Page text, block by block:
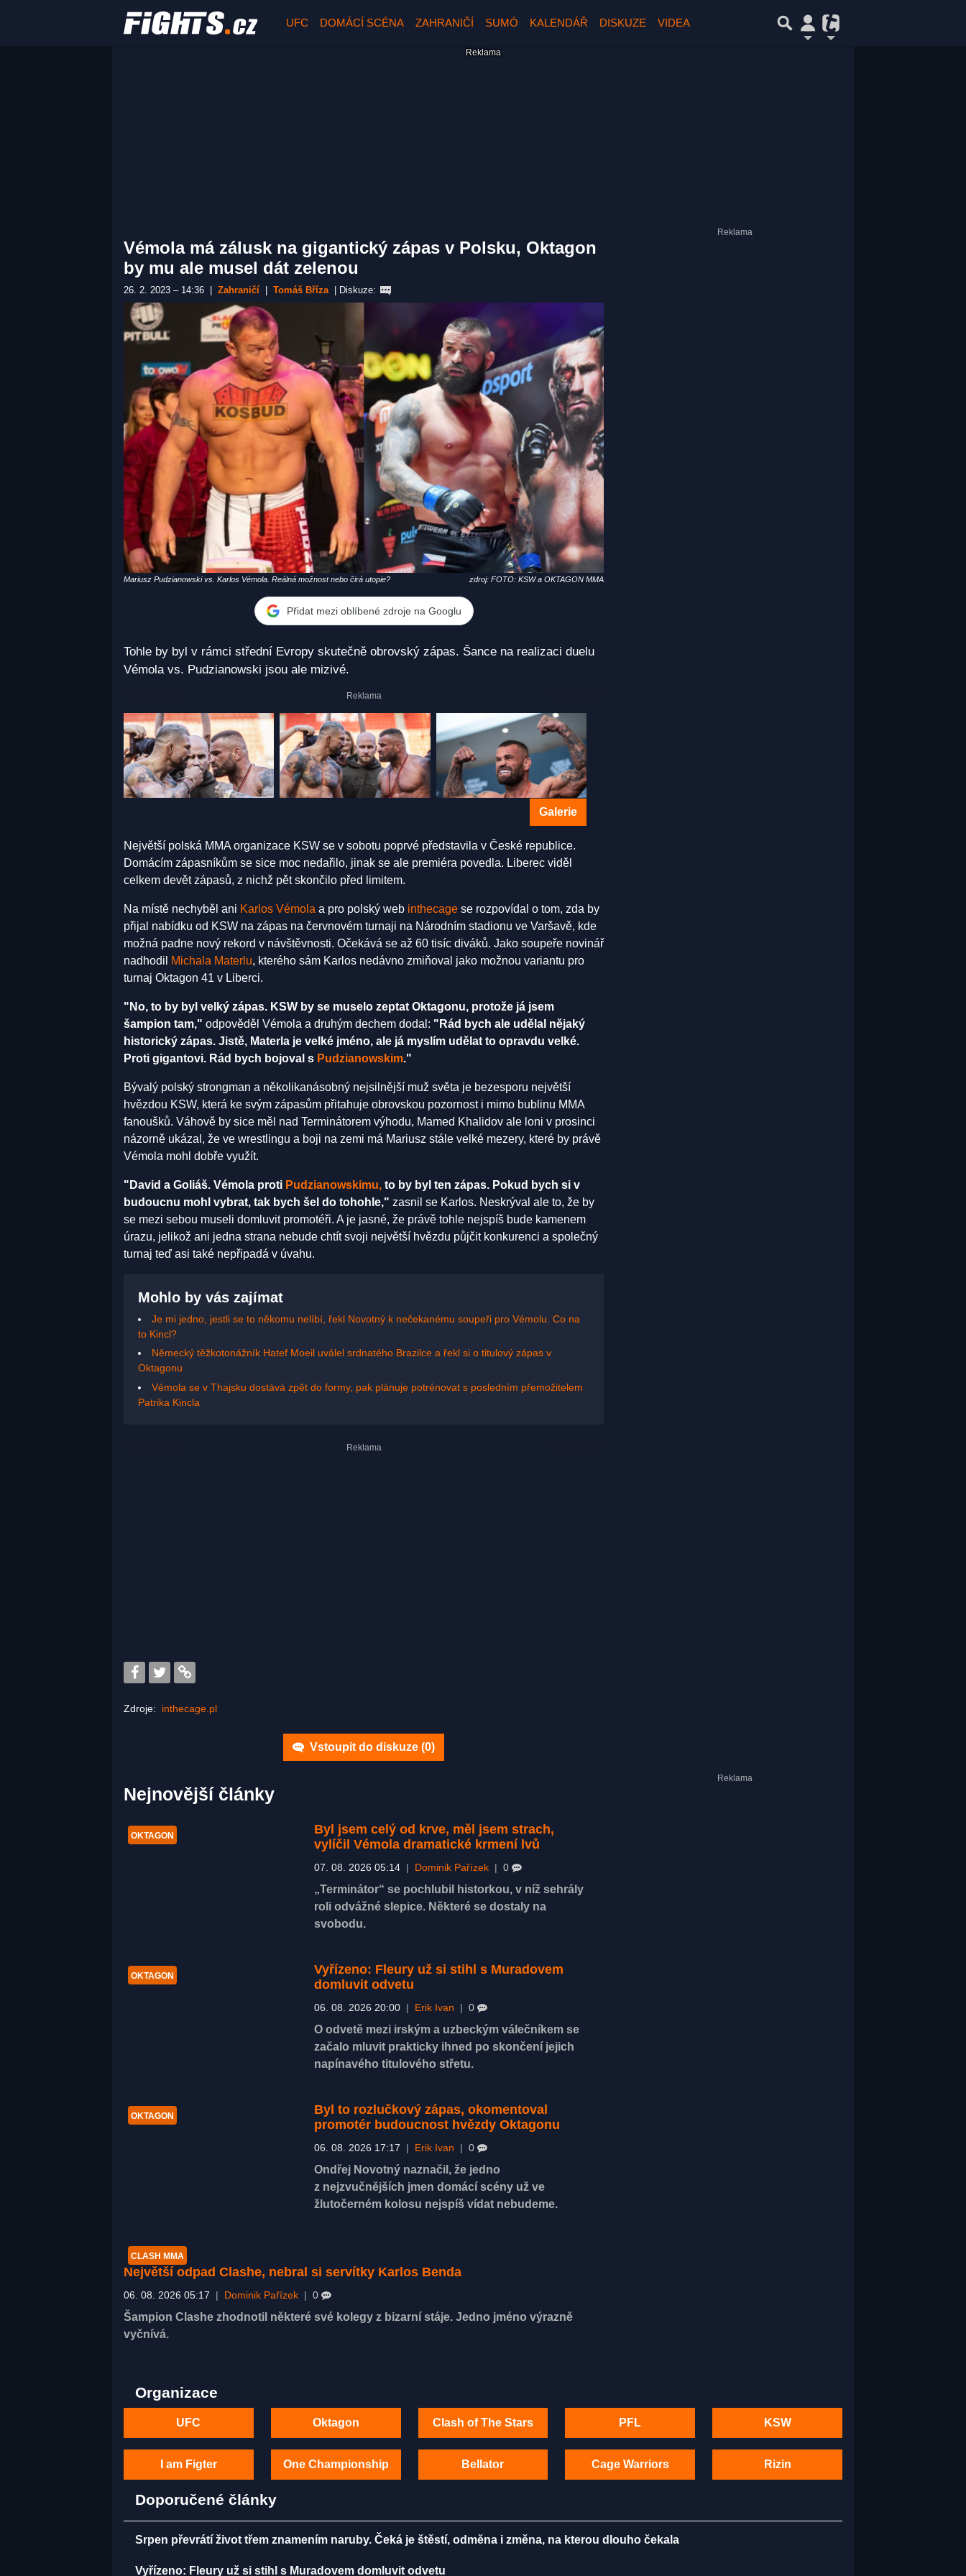
UFC DOMÁCÍ SCÉNA ZAHRANIČÍ SUMÓ KALENDÁŘ DISKUZE VIDEA
Vémola má zálusk na gigantický zápas v Polsku, Oktagon
by mu ale musel dát zelenou
26. 2. 2023 – 14:36 Zahraničí Tomáš Bříza Diskuze:
Mariusz Pudzianowski vs. Karlos Vémola. Reálná možnost nebo čirá utopie? zdroj: FOTO: KSW a OKTAGON MMA
Přidat mezi oblíbené zdroje na Googlu
Tohle by byl v rámci střední Evropy skutečně obrovský zápas. Šance na realizaci duelu
Vémola vs. Pudzianowski jsou ale mizivé.
Galerie
Největší polská MMA organizace KSW se v sobotu poprvé představila v České republice.
Domácím zápasníkům se sice moc nedařilo, jinak se ale premiéra povedla. Liberec viděl
celkem devět zápasů, z nichž pět skončilo před limitem.
Na místě nechyběl ani Karlos Vémola a pro polský web inthecage se rozpovídal o tom, zda by
přijal nabídku od KSW na zápas na červnovém turnaji na Národním stadionu ve Varšavě, kde
možná padne nový rekord v návštěvnosti. Očekává se až 60 tisíc diváků. Jako soupeře novinář
nadhodil
Michala Materlu, kterého sám Karlos nedávno zmiňoval jako možnou variantu pro
turnaj Oktagon 41 v Liberci.
"No, to by byl velký zápas. KSW by se muselo zeptat Oktagonu, protože já jsem
šampion tam," odpověděl Vémola a druhým dechem dodal: "Rád bych ale udělal nějaký
historický zápas. Jistě, Materla je velké jméno, ale já myslím udělat to opravdu velké.
Proti gigantovi. Rád bych bojoval s Pudzianowskim."
Bývalý polský strongman a několikanásobný nejsilnější muž světa je bezesporu největší
hvězdou KSW, která ke svým zápasům přitahuje obrovskou pozornost i mimo bublinu MMA
fanoušků. Váhově by sice měl nad Terminátorem výhodu, Mamed Khalidov ale loni v prosinci
názorně ukázal, že ve wrestlingu a boji na zemi má Mariusz stále velké mezery, které by právě
Vémola mohl dobře využít.
"David a Goliáš. Vémola proti Pudzianowskimu, to by byl ten zápas. Pokud bych si v
budoucnu mohl vybrat, tak bych šel do tohohle," zasnil se Karlos. Neskrýval ale to, že by
se mezi sebou museli domluvit promotéři. A je jasné, že právě tohle nejspíš bude kamenem
úrazu, jelikož ani jedna strana nebude chtít svoji největší hvězdu půjčit konkurenci a společný
turnaj teď asi také nepřipadá v úvahu.
Mohlo by vás zajímat
Je mi jedno, jestli se to někomu nelíbí, řekl Novotný k nečekanému soupeři pro Vémolu. Co na
to Kincl?
Německý těžkotonážník Hatef Moeil uválel srdnatého Brazilce a řekl si o titulový zápas v
Oktagonu
Vémola se v Thajsku dostává zpět do formy, pak plánuje potrénovat s posledním přemožitelem
Patrika Kincla
Zdroje: inthecage.pl
Vstoupit do diskuze (0)
Nejnovější články
OKTAGON
Byl jsem celý od krve, měl jsem strach,
vylíčil Vémola dramatické krmení lvů
07. 08. 2026 05:14 Dominik Pařízek 0
„Terminátor“ se pochlubil historkou, v níž sehrály
roli odvážné slepice. Některé se dostaly na
svobodu.
OKTAGON
Vyřízeno: Fleury už si stihl s Muradovem
domluvit odvetu
06. 08. 2026 20:00 Erik Ivan 0
O odvetě mezi irským a uzbeckým válečníkem se
začalo mluvit prakticky ihned po skončení jejich
napínavého titulového střetu.
OKTAGON
Byl to rozlučkový zápas, okomentoval
promotér budoucnost hvězdy Oktagonu
06. 08. 2026 17:17 Erik Ivan 0
Ondřej Novotný naznačil, že jedno
z nejzvučnějších jmen domácí scény už ve
žlutočerném kolosu nejspíš vídat nebudeme.
CLASH MMA
Největší odpad Clashe, nebral si servítky Karlos Benda
06. 08. 2026 05:17 Dominik Pařízek 0
Šampion Clashe zhodnotil některé své kolegy z bizarní stáje. Jedno jméno výrazně
vyčnívá.
Organizace
UFC Oktagon Clash of The Stars PFL KSW
I am Figter One Championship Bellator Cage Warriors Rizin
Doporučené články
Srpen převrátí život třem znamením naruby. Čeká je štěstí, odměna i změna, na kterou dlouho čekala
Vyřízeno: Fleury už si stihl s Muradovem domluvit odvetu